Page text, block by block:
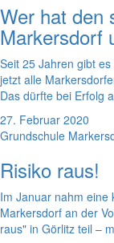
Wer hat den
Markersdorf
Seit 25 Jahren gibt
jetzt alle
Das dürfte bei Erfolg
27. Februar 2020
Grundschule
Risiko raus!
Im Januar nahm eine
Markersdorf an der
raus" in Görlitz teil –